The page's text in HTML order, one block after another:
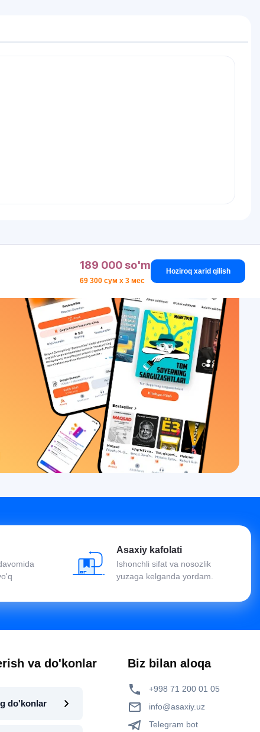
189 000 so'm
69 300 сум x 3 мес
Hoziroq xarid qilish
Asaxiy kafolati
Ishonchli sifat va nosozlik
yuzaga kelganda yordam.
va do'konlar
do'konlar
Biz bilan aloqa
+998 71 200 01 05
info@asaxiy.uz
Telegram bot